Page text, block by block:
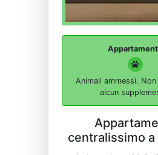
Animali ammessi.
alcun
centralissimo a